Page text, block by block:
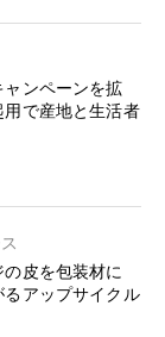
ャンペーンを拡
で産地と生活者
の皮を包装材に
るアップサイクル